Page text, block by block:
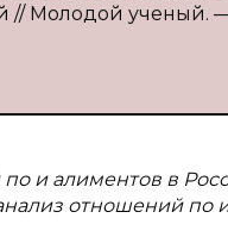
// Молодой ученый.
и алиментов в
отношений по